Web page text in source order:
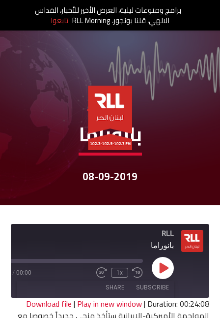
نشرات الأخبار
بانوراما
08-09-2019
RLL
بانوراما
Play
Episode
Rewind
10
Seconds
1x
Fast
seconds
00:00
/
SUBSCRIBE
SHARE
Download file| Play in new window| Duration: 00:24:08
برامج ومنوعات ليلية، العرض الأخير للأخبار، القداس
الالهي، قلنا بونجور، RLL Morning تابعوا